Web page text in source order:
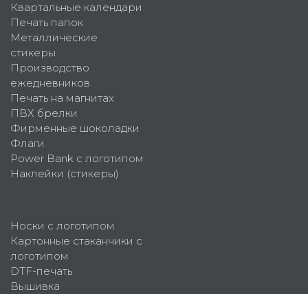
Квартальные календари
Печать папок
Металлические
стикеры
Производство
ежедневников
Печать на магнитах
ПВХ брелки
Фирменные шоколадки
Флаги
Power Bank с логотипом
Наклейки (стикеры)
Носки с логотипом
Картонные стаканчики с
логотипом
DTF-печать
Вышивка